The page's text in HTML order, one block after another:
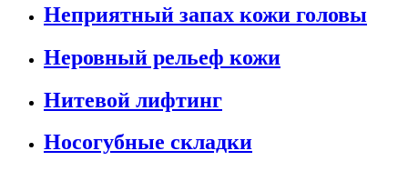
Неприятный запах кожи головы
Неровный рельеф кожи
Нитевой лифтинг
Носогубные складки